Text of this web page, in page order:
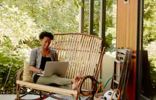
vers le bas pour les parcourir ou en